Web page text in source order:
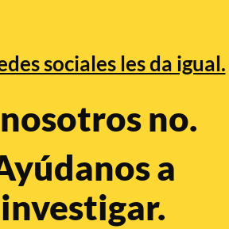
sociales les da igual.
no.
a
investigar.
Especial